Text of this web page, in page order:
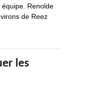
Renolde
de Reez
les